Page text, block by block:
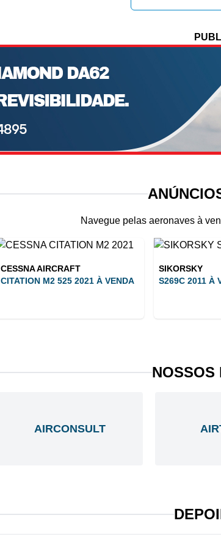
Navegue pelas aeronaves à
CESSNA AIRCRAFT
CITATION M2 525 2021 À VENDA
SIKORSKY
S269C 2011 À
NOSSOS
AIRCONSULT